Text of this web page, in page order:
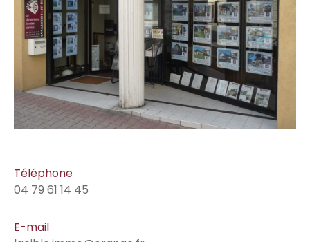
Téléphone
04 79 61 14 45
E-mail